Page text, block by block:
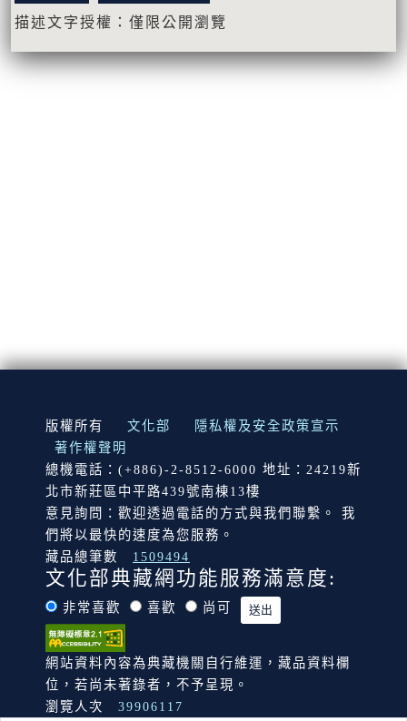
描述文字授權：僅限公開瀏覽
:::
版權所有 文化部
隱私權及安全政策宣示
著作權聲明
總機電話：(+886)-2-8512-6000 地址：24219新
北市新莊區中平路439號南棟13樓
意見詢問：歡迎透過電話的方式與我們聯繫。 我
們將以最快的速度為您服務。
藏品總筆數
1509494
文化部典藏網功能服務滿意度:
非常喜歡 喜歡 尚可
網站資料內容為典藏機關自行維運，藏品資料欄
位，若尚未著錄者，不予呈現。
瀏覽人次
39906117